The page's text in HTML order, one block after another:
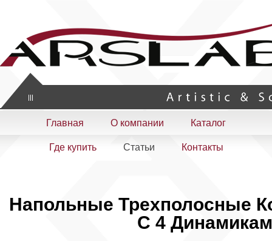
Artistic & Scientific
Главная О компании Каталог
Где купить Статьи Контакты
Напольные Трехполосные
С 4